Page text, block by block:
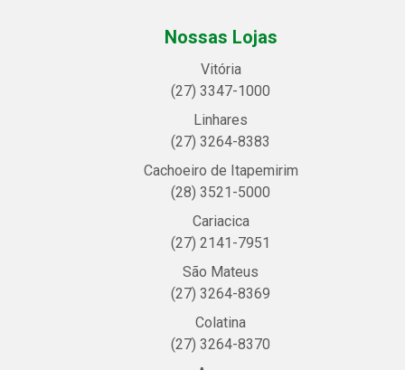
Nossas Lojas
Vitória
(27) 3347-1000
Linhares
(27) 3264-8383
Cachoeiro de Itapemirim
(28) 3521-5000
Cariacica
(27) 2141-7951
São Mateus
(27) 3264-8369
Colatina
(27) 3264-8370